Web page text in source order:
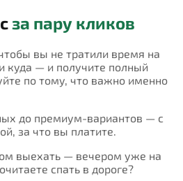
за пару кликов
вы не тратили время на
куда — и получите полный
по тому, что важно именно
до премиум-вариантов — с
за что вы платите.
выехать — вечером уже на
спать в дороге?